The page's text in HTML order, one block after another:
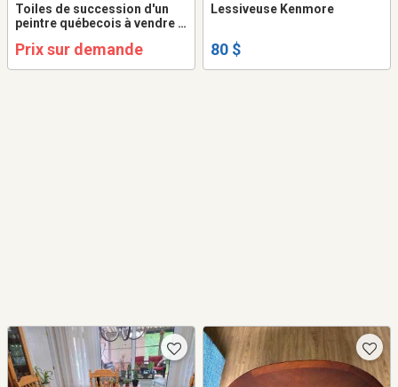
Toiles de succession d'un
peintre québecois à vendre à
Prix sur demande
Lessiveuse Kenmore
80 $